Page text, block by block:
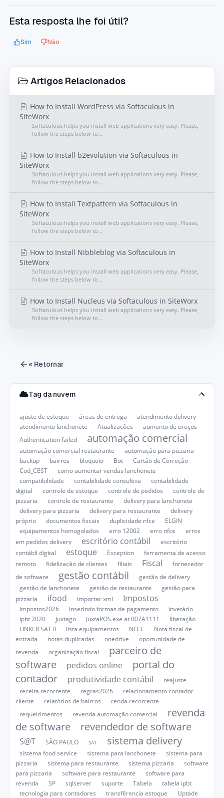
Esta resposta lhe foi útil?
Sim Não
Artigos Relacionados
How to Install WordPress via Softaculous in
SiteWorx
Softaculous helps you install web applications very easy. Please,
follow the steps below to...
How to Install b2evolution via Softaculous in
SiteWorx
Softaculous helps you install web applications very easy. Please,
follow the steps below to...
How to Install Textpattern via Softaculous in
SiteWorx
Softaculous helps you install web applications very easy. Please,
follow the steps below to...
How to Install Nibbleblog via Softaculous in
SiteWorx
Softaculous helps you install web applications very easy. Please,
follow the steps below to...
How to Install Nucleus via Softaculous in SiteWorx
Softaculous helps you install web applications very easy. Please,
follow the steps below to...
« Retornar
Tag da nuvem
ajuste de estoque áreas de entrega
atendimento delivery
atendimento lanchonete
Atualizações
aumento de preços
Authentication failed
automação comercial
automação comercial restaurante
automação para pizzaria
backup
bairros bloqueio Bot
Cartão de Correção
Cod_CEST
como aumentar vendas lanchonete
compatibilidade
contabilidade consultiva
contabilidade
digital
controle de estoque controle de pedidos
controle de
pizzaria
controle de restaurante
delivery para lanchonete
delivery para pizzaria
delivery para restaurante
delivery
próprio
documentos fiscais duplicidade nfce
ELGIN
equipamentos homogolados
erro 12002 erro nfce
erros
em pedidos delivery
escritório contábil
escritório
contábil digital
estoque Exception
ferramenta de acesso
remoto
fidelização de clientes filiais Fiscal
fornecedor
de software
gestão contábil
gestão de delivery
gestão de lanchonete
gestão de restaurante
gestão para
pizzaria
ifood importar xml Impostos
impostos2026 inserindo formas de pagamento
invetário
ipbt 2020
juxtago JuxtaPOS.exe at 007A1111
liberação
LINKER SAT II
lista equipamentos NFCE
Nota fiscal de
entrada
notas duplicadas onedrive
oportunidade de
revenda
organização fiscal
parceiro de
software
pedidos online
portal do
contador
produtividade contábil
reajuste
receita recorrente
regras2026
relacionamento contador
cliente
relatórios de bairros
renda recorrente
requeirimentos
revenda automação comercial
revenda
de software
revendedor de software
S@T SÃO PAULO SAT sistema delivery
sistema food service sistema para lanchonete
sistema para
pizzaria
sistema para restaurante sistema pizzaria
software
para pizzaria
software para restaurante
software para
revenda
SP sqlserver suporte Tabela
tabela ipbt
tecnologia para contadores
transfêrencia estoque
Uptade